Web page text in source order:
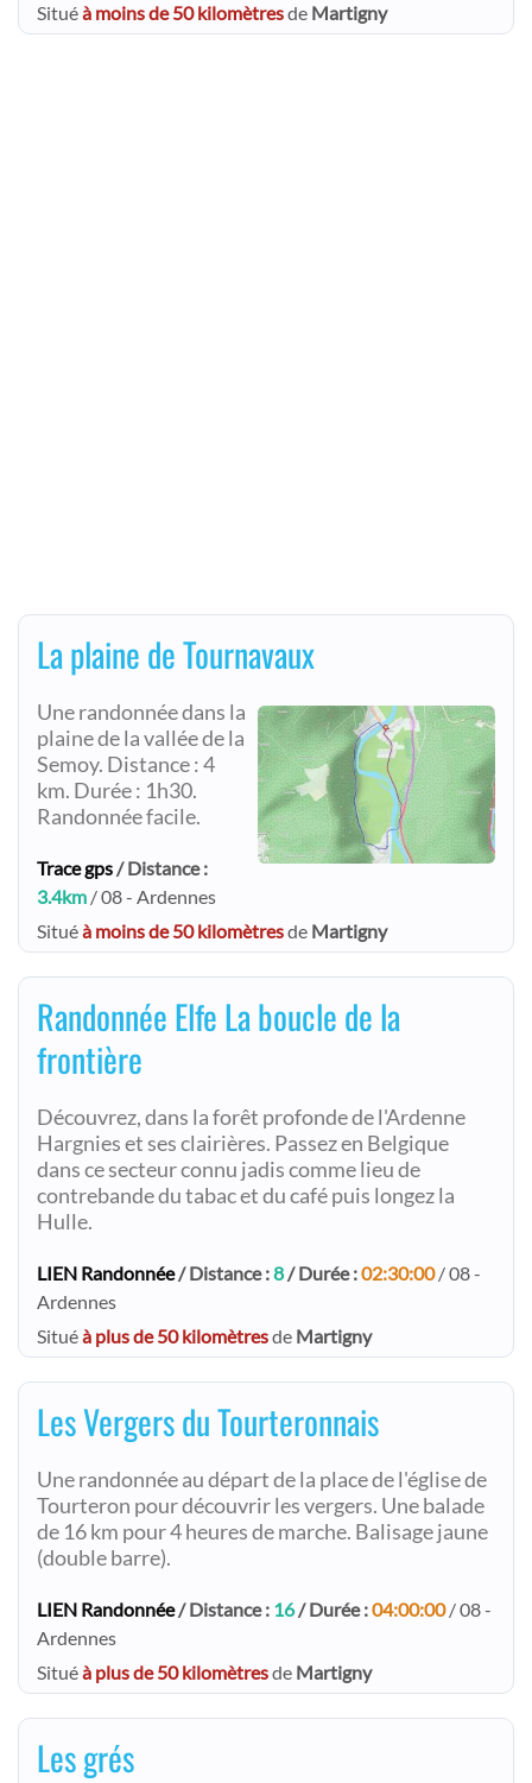
Situéà moins de 50 kilomètresde Martigny
La plaine de Tournavaux
Une randonnée dans la
plaine de la vallée de la
Semoy. Distance : 4
km. Durée : 1h30.
Randonnée facile.
Trace gps/ Distance :
3.4km / 08 - Ardennes
Situéà moins de 50 kilomètresde Martigny
Randonnée Elfe La boucle de la
frontière
Découvrez, dans la forêt profonde de l'Ardenne
Hargnies et ses clairières. Passez en Belgique
dans ce secteur connu jadis comme lieu de
contrebande du tabac et du café puis longez la
Hulle.
LIEN Randonnée/ Distance :8/ Durée :02:30:00/ 08 -
Ardennes
Situéà plus de 50 kilomètresde Martigny
Les Vergers du Tourteronnais
Une randonnée au départ de la place de l'église de
Tourteron pour découvrir les vergers. Une balade
de 16 km pour 4 heures de marche. Balisage jaune
(double barre).
LIEN Randonnée/ Distance : 16/ Durée :04:00:00/ 08 -
Ardennes
Situéà plus de 50 kilomètresde Martigny
Les grés